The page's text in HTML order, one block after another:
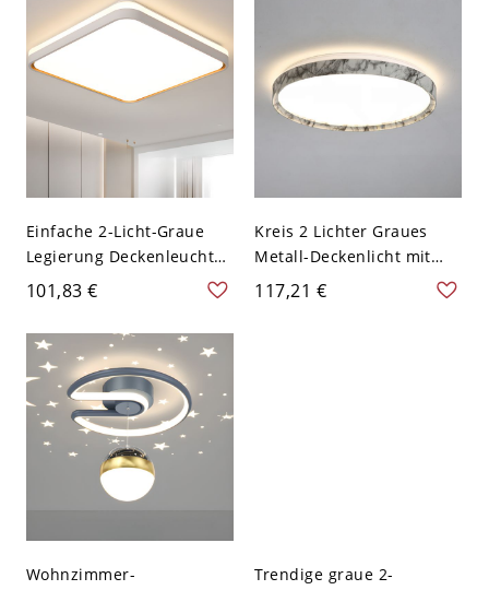
Einfache 2-Licht-Graue
Legierung Deckenleuchte
mit Synthetikschirm,
Flachmontage &
Direktverdrahtung, 110V-
120V, Quadratisch
101,83 €
Kreis 2 Lichter Graues
Metall-Deckenlicht mit
Acrylschirm und
sichtbarer Montage, 110V-
117,21 €
Wohnzimmer-
Trendige graue 2-